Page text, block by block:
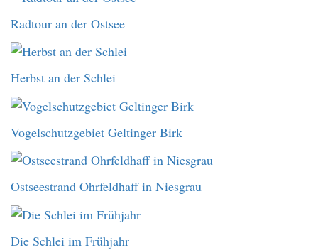
Radtour an der Ostsee
Herbst an der Schlei
Vogelschutzgebiet Geltinger Birk
Ostseestrand Ohrfeldhaff in Niesgrau
Die Schlei im Frühjahr